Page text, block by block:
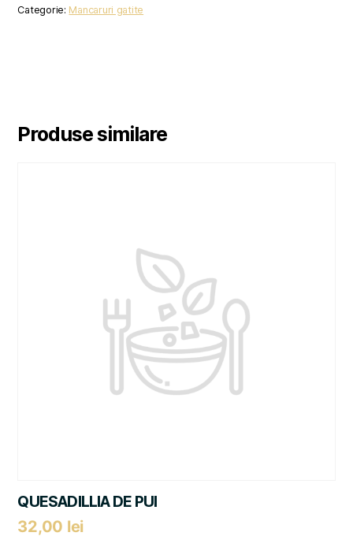
Categorie: Mancaruri gatite
Produse similare
QUESADILLIA DE PUI
32,00 lei